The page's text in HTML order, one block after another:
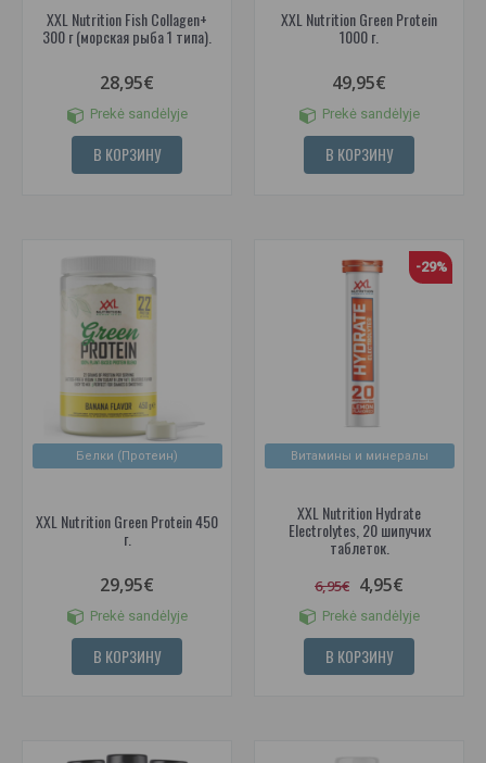
XXL Nutrition Fish Collagen+
300 г (морская рыба 1 типа).
28,95€
Prekė sandėlyje
В КОРЗИНУ
XXL Nutrition Green Protein
1000 г.
49,95€
Prekė sandėlyje
В КОРЗИНУ
Белки (Протеин)
XXL Nutrition Green Protein 450
г.
29,95€
Prekė sandėlyje
В КОРЗИНУ
Витамины и минералы
-29%
XXL Nutrition Hydrate
Electrolytes, 20 шипучих
таблеток.
6,95€ 4,95€
Prekė sandėlyje
В КОРЗИНУ